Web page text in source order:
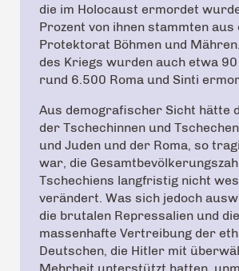
die im Holocaust ermordet
Prozent von ihnen stammten aus
Protektorat Böhmen und
des Kriegs wurden auch etwa
rund 6.500 Roma und Sinti
Aus demografischer Sicht hätte
der Tschechinnen und
und Juden und der Roma, so
war, die
Tschechiens langfristig nicht
verändert. Was sich jedoch
die brutalen Repressalien und die
massenhafte Vertreibung der
Deutschen, die Hitler mit